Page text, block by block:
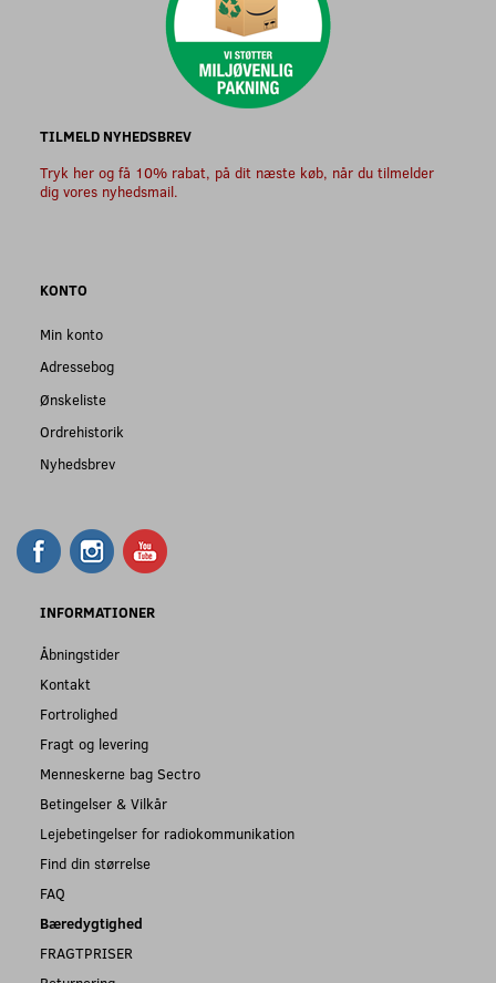
TILMELD NYHEDSBREV
Tryk her og få 10% rabat, på dit næste køb, når du tilmelder
dig vores nyhedsmail.
KONTO
Min konto
Adressebog
Ønskeliste
Ordrehistorik
Nyhedsbrev
INFORMATIONER
Åbningstider
Kontakt
Fortrolighed
Fragt og levering
Menneskerne bag Sectro
Betingelser & Vilkår
Lejebetingelser for radiokommunikation
Find din størrelse
FAQ
Bæredygtighed
FRAGTPRISER